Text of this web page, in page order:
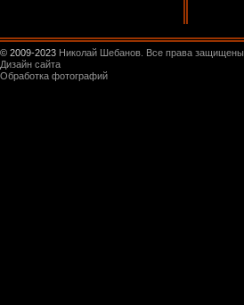
© 2009-2023 Николай Шебанов. Все права защищены
Дизайн сайта
Обработка фотографий